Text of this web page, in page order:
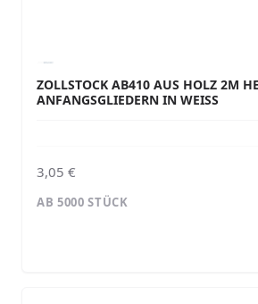
ZOLLSTOCK AB410 AUS HOLZ 2M
ANFANGSGLIEDERN IN WEISS
3,05 €
AB 5000 STÜCK